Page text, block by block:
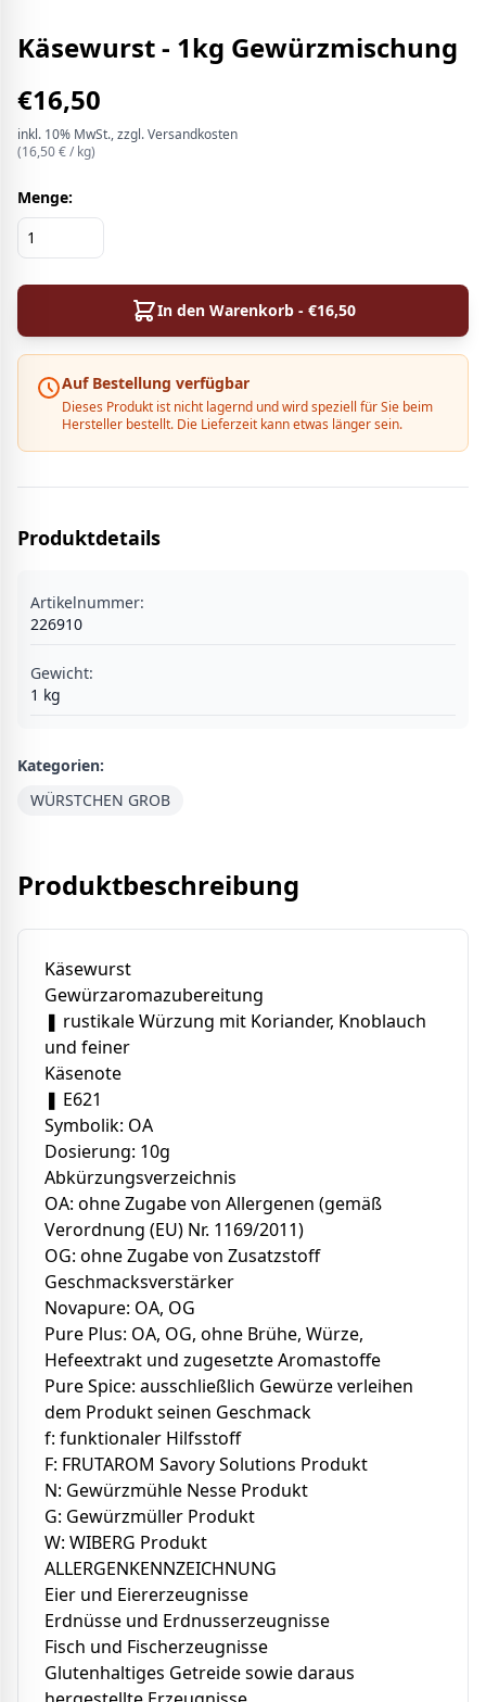
Käsewurst - 1kg Gewürzmischung
€16,50
inkl. 10% MwSt., zzgl. Versandkosten
(16,50€ /kg)
Menge:
In den Warenkorb - €16,50
Auf Bestellung verfügbar
Dieses Produkt ist nicht lagernd und wird speziell für Sie beim
Hersteller bestellt. Die Lieferzeit kann etwas länger sein.
Produktdetails
Artikelnummer:
226910
Gewicht:
1 kg
Kategorien:
WÜRSTCHEN GROB
Produktbeschreibung
Käsewurst
Gewürzaromazubereitung
❚ rustikale Würzung mit Koriander, Knoblauch
und feiner
Käsenote
❚ E621
Symbolik: OA
Dosierung: 10g
Abkürzungsverzeichnis
OA: ohne Zugabe von Allergenen (gemäß
Verordnung (EU) Nr. 1169/2011)
OG: ohne Zugabe von Zusatzstoff
Geschmacksverstärker
Novapure: OA, OG
Pure Plus: OA, OG, ohne Brühe, Würze,
Hefeextrakt und zugesetzte Aromastoffe
Pure Spice: ausschließlich Gewürze verleihen
dem Produkt seinen Geschmack
f: funktionaler Hilfsstoff
F: FRUTAROM Savory Solutions Produkt
N: Gewürzmühle Nesse Produkt
G: Gewürzmüller Produkt
W: WIBERG Produkt
ALLERGENKENNZEICHNUNG
Eier und Eiererzeugnisse
Erdnüsse und Erdnusserzeugnisse
Fisch und Fischerzeugnisse
Glutenhaltiges Getreide sowie daraus